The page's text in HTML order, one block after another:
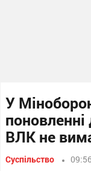
У
ВЛК не
Суспільство